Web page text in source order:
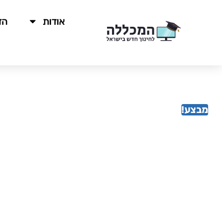
אודות
מבצע!